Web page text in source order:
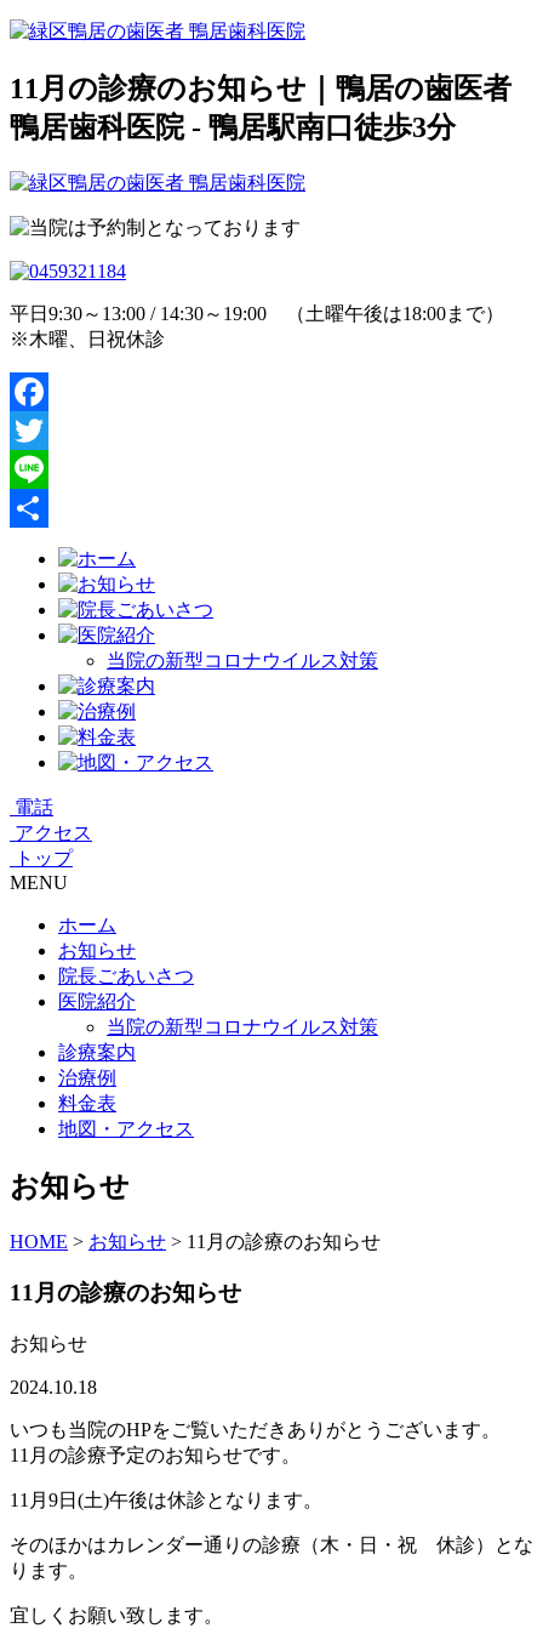
11月の診療のお知らせ｜鴨居の歯医者
鴨居歯科医院 - 鴨居駅南口徒歩3分
平日9:30～13:00 / 14:30～19:00 （土曜午後は18:00まで）
※木曜、日祝休診
Facebook
Twitter
Line
当院の新型コロナウイルス対策
電話
アクセス
トップ
MENU
ホーム
お知らせ
院長ごあいさつ
医院紹介
当院の新型コロナウイルス対策
診療案内
治療例
料金表
地図・アクセス
お知らせ
HOME > お知らせ > 11月の診療のお知らせ
11月の診療のお知らせ
お知らせ
2024.10.18
いつも当院のHPをご覧いただきありがとうございます。
11月の診療予定のお知らせです。
11月9日(土)午後は休診となります。
そのほかはカレンダー通りの診療（木・日・祝 休診）とな
ります。
宜しくお願い致します。